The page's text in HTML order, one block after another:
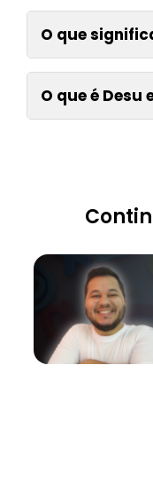
O que
O que é Desu